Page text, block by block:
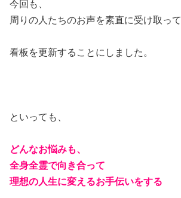
今回も、
周りの人たちのお声を素直に受け取って
看板を更新することにしました。
といっても、
どんなお悩みも、
全身全霊で向き合って
理想の人生に変えるお手伝いをする